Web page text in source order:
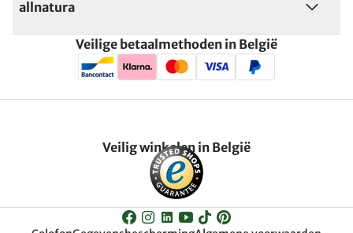
allnatura
Veilige betaalmethoden in België
Veilig winkelen in België